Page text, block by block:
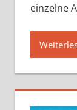
einzelne